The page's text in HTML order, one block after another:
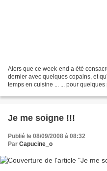
Alors que ce week-end a été
dernier avec quelques copains, et
temps en cuisine ... ... pour
Je me soigne !!!
Publié le 08/09/2008 à 08:32
Par Capucine_o